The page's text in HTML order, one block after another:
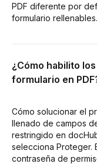
PDF diferente por
formulario rellenables.
¿Cómo habilito
formulario en
Cómo solucionar el
llenado de campos
restringido en
selecciona Proteger.
contraseña de